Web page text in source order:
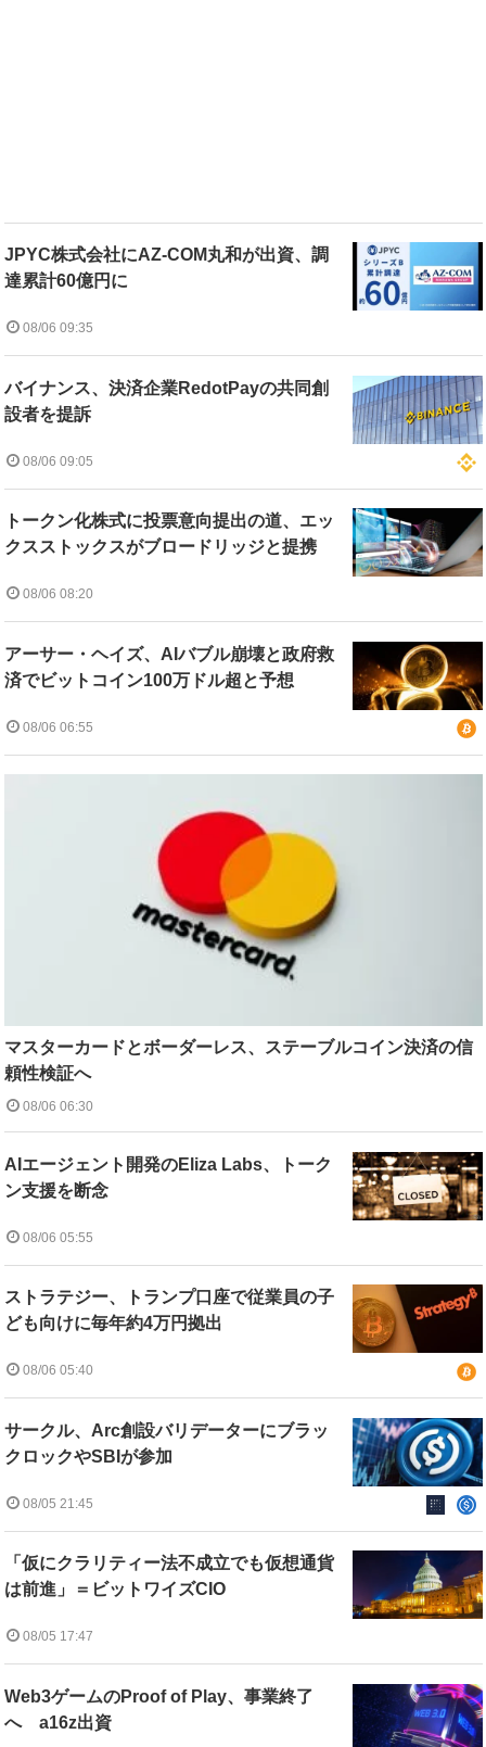
JPYC株式会社にAZ-COM丸和が出資、調
達累計60億円に
08/06 09:35
バイナンス、決済企業RedotPayの共同創
設者を提訴
08/06 09:05
トークン化株式に投票意向提出の道、エッ
クスストックスがブロードリッジと提携
08/06 08:20
アーサー・ヘイズ、AIバブル崩壊と政府救
済でビットコイン100万ドル超と予想
08/06 06:55
マスターカードとボーダーレス、ステーブルコイン決済の信
頼性検証へ
08/06 06:30
AIエージェント開発のEliza Labs、トーク
ン支援を断念
08/06 05:55
ストラテジー、トランプ口座で従業員の子
ども向けに毎年約4万円拠出
08/06 05:40
サークル、Arc創設バリデーターにブラッ
クロックやSBIが参加
08/05 21:45
「仮にクラリティー法不成立でも仮想通貨
は前進」＝ビットワイズCIO
08/05 17:47
Web3ゲームのProof of Play、事業終了
へ a16z出資